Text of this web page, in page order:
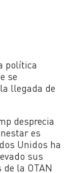
política
se
llegada de
desprecia
es
Unidos ha
sus
la OTAN